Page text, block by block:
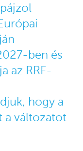
ben és
az RRF-
hogy a
a változatot